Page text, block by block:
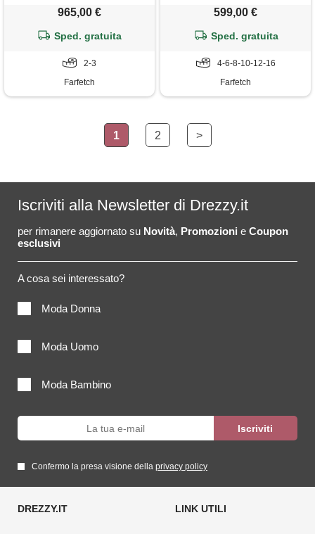
965,00 €
Sped. gratuita
2-3
Farfetch
599,00 €
Sped. gratuita
4-6-8-10-12-16
Farfetch
1 2 >
Iscriviti alla Newsletter di Drezzy.it
per rimanere aggiornato su Novità, Promozioni e Coupon
esclusivi
A cosa sei interessato?
Moda Donna
Moda Uomo
Moda Bambino
Confermo la presa visione della privacy policy